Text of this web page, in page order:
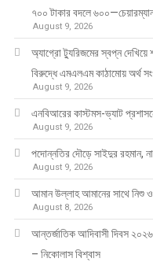
৭০০ টাকার বদলে
August 9, 2026
অ্যাগ্রো ট্যুরিজমের স্বপ্ন দেখিয়ে
বিরুদ্ধে এমএলএম কাঠামোয় অর্থ
August 9, 2026
এনবিআরের কাস্টমস-ভ্যাট
August 9, 2026
পদোন্নতির দৌড়ে সাইদুর রহমান,
August 9, 2026
আমান উল্লাহ আমানের সাথে নিশু ও
August 8, 2026
আন্তর্জাতিক আদিবাসী দিবস
– নিকোলাস বিশ্বাস